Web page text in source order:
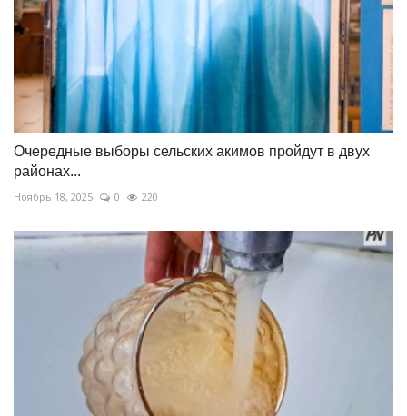
Очередные выборы сельских акимов пройдут в двух
районах...
Ноябрь 18, 2025 0 220